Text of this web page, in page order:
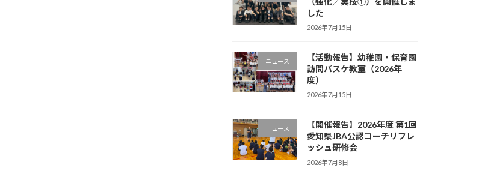
した
2026年7月15日
ニュース
【活動報告】幼稚園・保育園
訪問バスケ教室（2026年
度）
2026年7月15日
ニュース
【開催報告】2026年度 第1回
愛知県JBA公認コーチリフレ
ッシュ研修会
2026年7月8日